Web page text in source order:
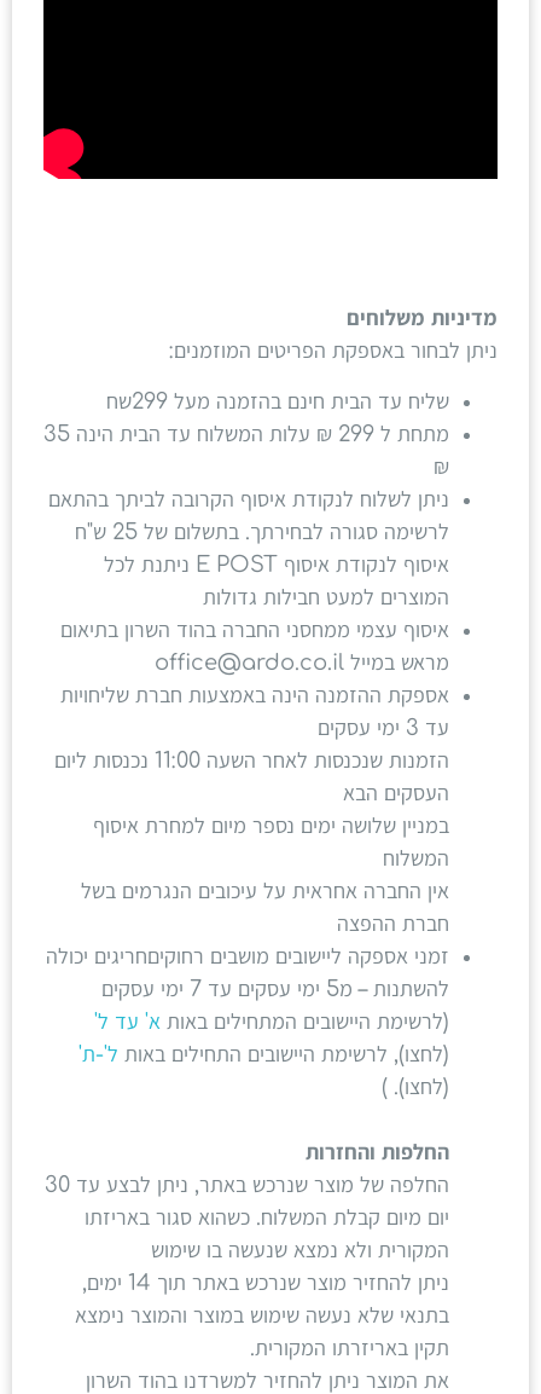
מדיניות משלוחים
ניתן לבחור באספקת הפריטים המוזמנים:
שליח עד הבית חינם בהזמנה מעל 299שח
מתחת ל 299 ₪ עלות המשלוח עד הבית הינה 35
₪
ניתן לשלוח לנקודת איסוף הקרובה לביתך בהתאם
לרשימה סגורה לבחירתך. בתשלום של 25 ש"ח
איסוף לנקודת איסוף E POST ניתנת לכל
המוצרים למעט חבילות גדולות
איסוף עצמי ממחסני החברה בהוד השרון בתיאום
מראש במייל office@ardo.co.il
אספקת ההזמנה הינה באמצעות חברת שליחויות
עד 3 ימי עסקים
הזמנות שנכנסות לאחר השעה 11:00 נכנסות ליום
העסקים הבא
במניין שלושה ימים נספר מיום למחרת איסוף
המשלוח
אין החברה אחראית על עיכובים הנגרמים בשל
חברת ההפצה
זמני אספקה ליישובים מושבים רחוקיםחריגים יכולה
להשתנות – מ5 ימי עסקים עד 7 ימי עסקים
(לרשימת היישובים המתחילים באותא' עד ל'
(לחצו), לרשימת היישובים התחילים באותל'-ת'
(לחצו). )
החלפות והחזרות
החלפה של מוצר שנרכש באתר, ניתן לבצע עד 30
יום מיום קבלת המשלוח. כשהוא סגור באריזתו
המקורית ולא נמצא שנעשה בו שימוש
ניתן להחזיר מוצר שנרכש באתר תוך 14 ימים,
בתנאי שלא נעשה שימוש במוצר והמוצר נימצא
תקין באריזרתו המקורית.
את המוצר ניתן להחזיר למשרדנו בהוד השרון